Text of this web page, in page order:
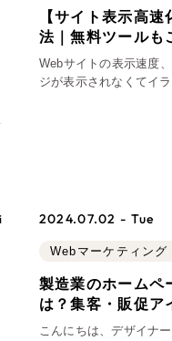
企業サイト （278件）
・サービスサイト （85件）
ラインショップ）
プロモーションサイト
【サイト表示高
法｜無料ツールも
Webサイトの表示速度
ジが表示されなくてイ
2024.07.02 - Tue
Webマーケティング
製造業のホームペ
は？集客・販促ア
こんにちは、デザイナ